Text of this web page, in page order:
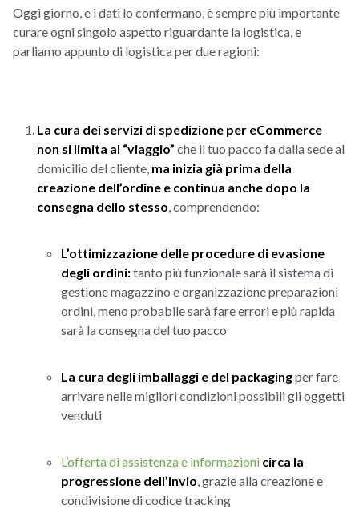
Oggi giorno, e i dati lo confermano, è sempre più importante
curare ogni singolo aspetto riguardante la logistica, e
parliamo appunto di logistica per due ragioni:
La cura dei servizi di spedizione per eCommerce
non si limita al “viaggio” che il tuo pacco fa dalla sede al
domicilio del cliente, ma inizia già prima della
creazione dell’ordine e continua anche dopo la
consegna dello stesso, comprendendo:
L’ottimizzazione delle procedure di evasione
degli ordini:tanto più funzionale sarà il sistema di
gestione magazzino e organizzazione preparazioni
ordini, meno probabile sarà fare errori e più rapida
sarà la consegna del tuo pacco
La cura degli imballaggi e del packagingper fare
arrivare nelle migliori condizioni possibili gli oggetti
venduti
L’offerta di assistenza e informazioni circa la
progressione dell’invio, grazie alla creazione e
condivisione di codice tracking